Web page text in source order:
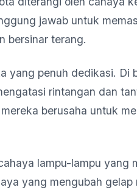
jawab untuk
bersinar terang.
yang penuh dedikasi. Di
rintangan dan
berusaha untuk
lampu-lampu yang
yang mengubah gelap